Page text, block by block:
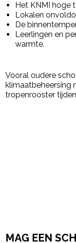
Het KNMI hoge
Lokalen
De
Leerlingen en
warmte.
Vooral oudere
klimaatbeheersing
tropenrooster
MAG EEN